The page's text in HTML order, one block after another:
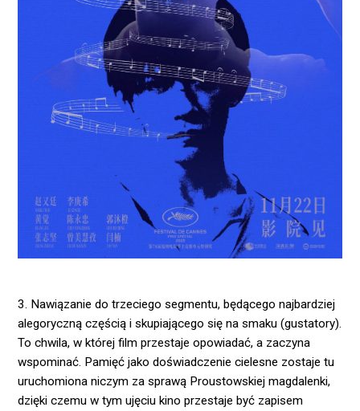
3. Nawiązanie do trzeciego segmentu, będącego najbardziej
alegoryczną częścią i skupiającego się na smaku (gustatory).
To chwila, w której film przestaje opowiadać, a zaczyna
wspominać. Pamięć jako doświadczenie cielesne zostaje tu
uruchomiona niczym za sprawą Proustowskiej magdalenki,
dzięki czemu w tym ujęciu kino przestaje być zapisem